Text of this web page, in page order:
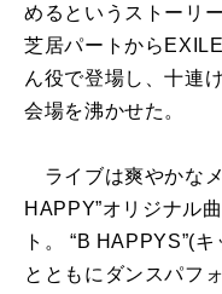
めるというストーリ
芝居パートから
ん役で登場し、十連
会場を沸かせた。
ライブは爽やかな
HAPPY”オリジナル
ト。 “B HAPPYS”(
とともにダンスパフ